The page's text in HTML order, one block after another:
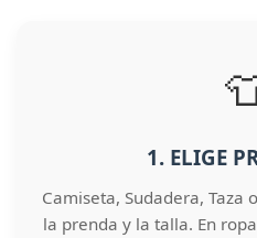
1. ELIGE
Camiseta, Sudadera, Taza
la prenda y la talla. En